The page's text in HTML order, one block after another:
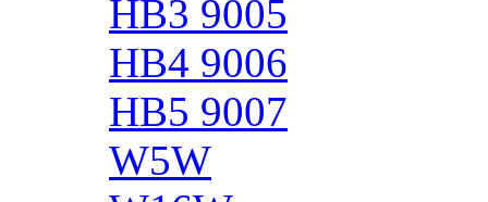
HB3 9005
HB4 9006
HB5 9007
W5W